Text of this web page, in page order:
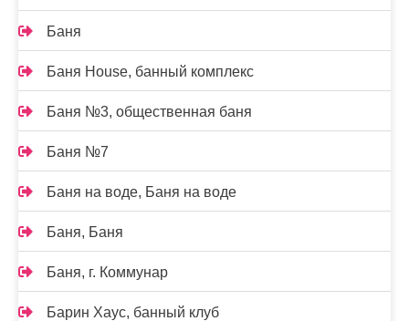
Баня
Баня House, банный комплекс
Баня №3, общественная баня
Баня №7
Баня на воде, Баня на воде
Баня, Баня
Баня, г. Коммунар
Барин Хаус, банный клуб